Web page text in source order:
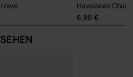
Havaianas
6,90 €